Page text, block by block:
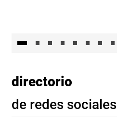
directorio
de redes sociales